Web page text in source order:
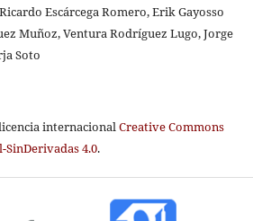
Escárcega Romero, Erik Gayosso
Muñoz, Ventura Rodríguez Lugo, Jorge
Soto
internacionalCreative Commons
4.0.